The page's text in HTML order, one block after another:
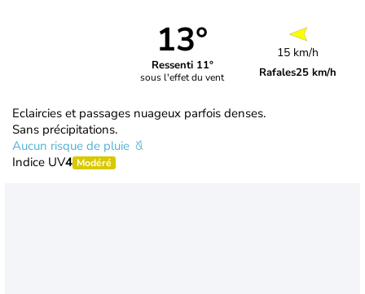
13°
Ressenti 11°
sous l'effet du vent
15 km/h
Rafales25 km/h
Eclaircies et passages nuageux parfois denses.
Sans précipitations.
Aucun risque de pluie
Indice UV4 Modéré